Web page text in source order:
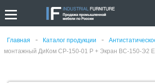
Главная - Каталог продукции -
монтажный ДиКом СР-150-01 Р + Экран ВС-150-Э2